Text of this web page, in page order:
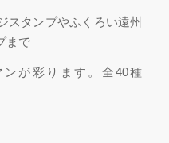
スタンプやふくろい遠州
まで
が彩ります。全40種